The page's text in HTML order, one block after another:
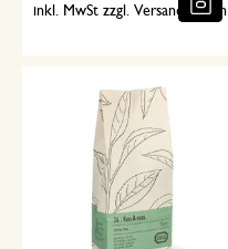
inkl. MwSt zzgl. Versandkosten